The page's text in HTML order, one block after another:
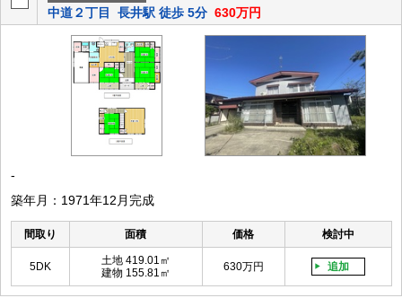
中道２丁目 長井駅 徒歩 5分 630万円
-
築年月：1971年12月完成
間取り 面積 価格 検討中
5DK
土地 419.01㎡
建物 155.81㎡
630万円 追加